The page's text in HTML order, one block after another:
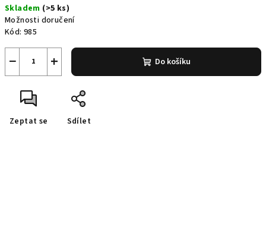
cena:
Skladem (>5 ks)
Možnosti doručení
Kód: 985
+
− Do košíku
Zeptat se Sdílet